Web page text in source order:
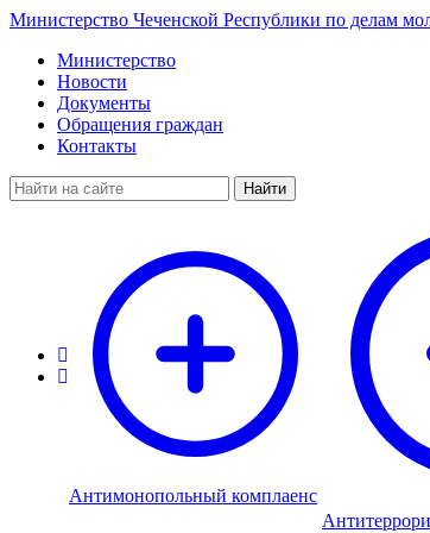
Министерство Чеченской Республики по делам
Министерство
Новости
Документы
Обращения граждан
Контакты
Найти
Антимонопольный комплаенс